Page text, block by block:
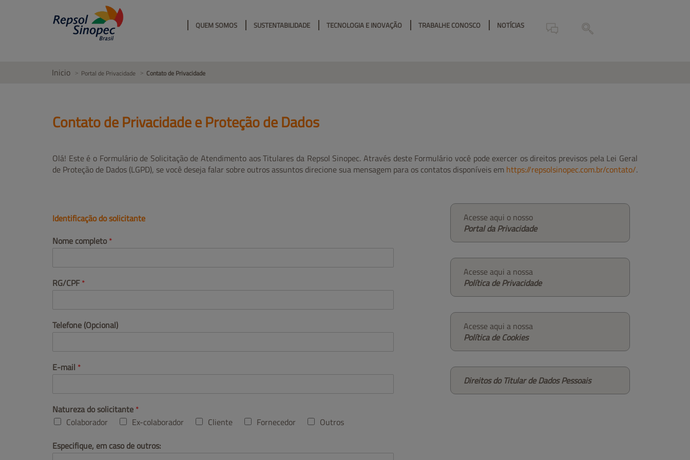
QUEM SOMOS SUSTENTABILIDADE TECNOLOGIA E INOVAÇÃO TRABALHE CONOSCO NOTÍCIAS
Inicio Portal de Privacidade Contato de Privacidade
Contato de Privacidade e Proteção de Dados
Olá! Este é o Formulário de Solicitação de Atendimento aos Titulares da Repsol Sinopec. Através deste Formulário você pode exercer os direitos previsos pela Lei Geral
de Proteção de Dados (LGPD), se você deseja falar sobre outros assuntos direcione sua mensagem para os contatos disponíveis em https://repsolsinopec.com.br/contato/.
Identificação do solicitante
Nome completo*
RG/CPF*
Telefone (Opcional)
E-mail *
Natureza do solicitante *
Colaborador
Ex-colaborador Cliente Fornecedor
Outros
Especifique, em caso de outros:
Acesse aqui o nosso
Portal da Privacidade
Acesse aqui a nossa
Política de Privacidade
Acesse aqui a nossa
Política de Cookies
Direitos do Titular de Dados Pessoais